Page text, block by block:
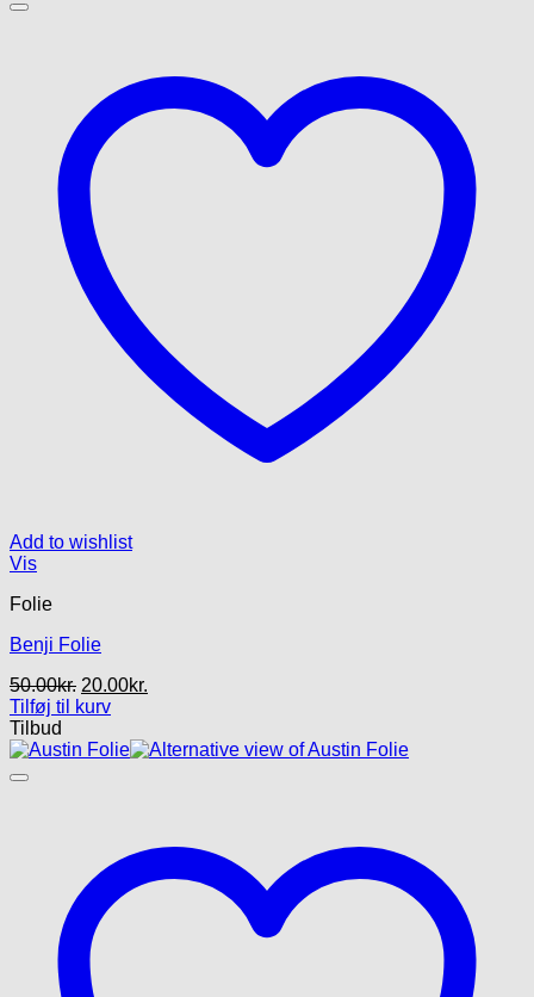
Add to wishlist
Vis
Folie
Benji Folie
50.00kr. Den
oprindelige
var:
20.00kr.
er:
Tilføj til kurv
Tilbud